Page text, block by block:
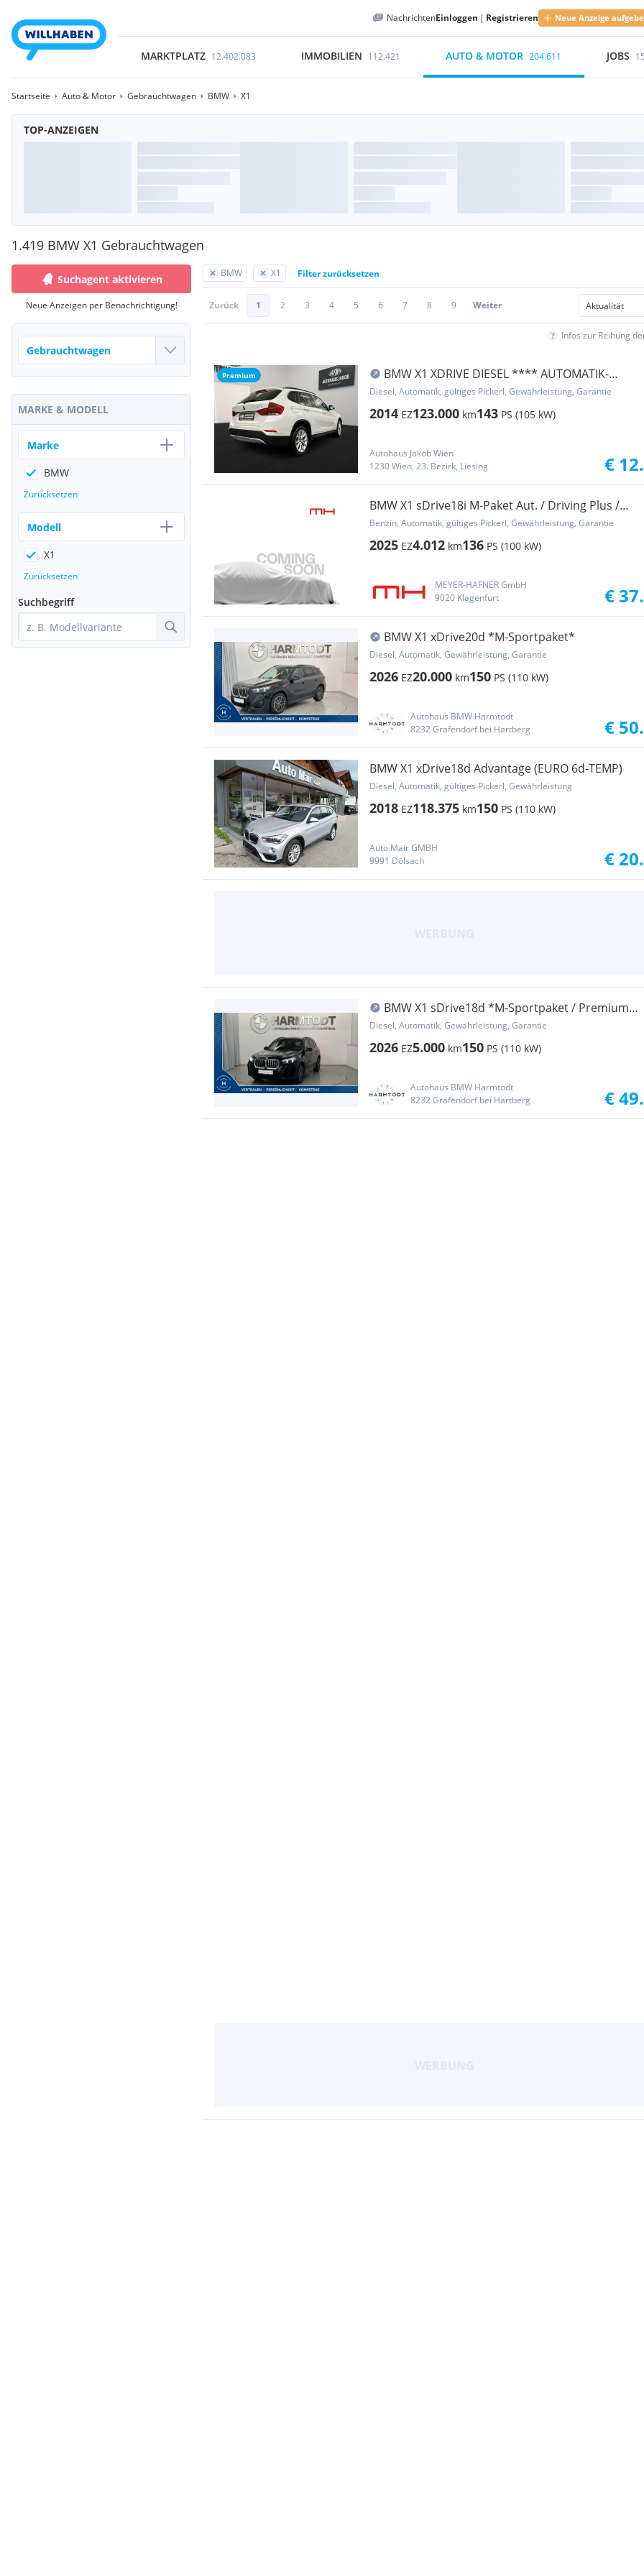
NachrichtenEinloggen | Registrieren Neue Anzeige
MARKTPLATZ 12.402.083 IMMOBILIEN 112.421 AUTO & MOTOR 204.611 JOBS
Startseite Auto & Motor Gebrauchtwagen BMW X1
TOP-ANZEIGEN
1.419 BMW X1 Gebrauchtwagen
BMW X1 Filter zurücksetzen
Zurück 1 2 3 4 5 6 7 8 9 Weiter
Infos zur Reihung
Premium
BMW X1 XDRIVE DIESEL **** AUTOMATIK-
TEMPOMAT-LEDER ...
Diesel, Automatik, gültiges Pickerl, Gewährleistung, Garantie
2014 EZ123.000 km143 PS (105 kW)
Autohaus Jakob Wien
1230 Wien, 23. Bezirk, Liesing
€
BMW X1 sDrive18i M-Paket Aut. / Driving Plus /
Spor...
Benzin, Automatik, gültiges Pickerl, Gewährleistung, Garantie
2025 EZ4.012 km136 PS (100 kW)
MEYER-HAFNER GmbH
9020 Klagenfurt
€
BMW X1 xDrive20d *M-Sportpaket*
Diesel, Automatik, Gewährleistung, Garantie
2026 EZ20.000 km150 PS (110 kW)
Autohaus BMW Harmtodt
8232 Grafendorf bei Hartberg
€
BMW X1 xDrive18d Advantage (EURO 6d-TEMP)
Diesel, Automatik, gültiges Pickerl, Gewährleistung
2018 EZ118.375 km150 PS (110 kW)
Auto Mair GMBH
9991 Dölsach
€
BMW X1 sDrive18d *M-Sportpaket / Premium-
Paket / AHV*
Diesel, Automatik, Gewährleistung, Garantie
2026 EZ5.000 km150 PS (110 kW)
Autohaus BMW Harmtodt
8232 Grafendorf bei Hartberg
€
Suchagent aktivieren
Neue Anzeigen per Benachrichtigung!
MARKE & MODELL
Marke
BMW
Zurücksetzen
Modell
X1
Zurücksetzen
Suchbegriff